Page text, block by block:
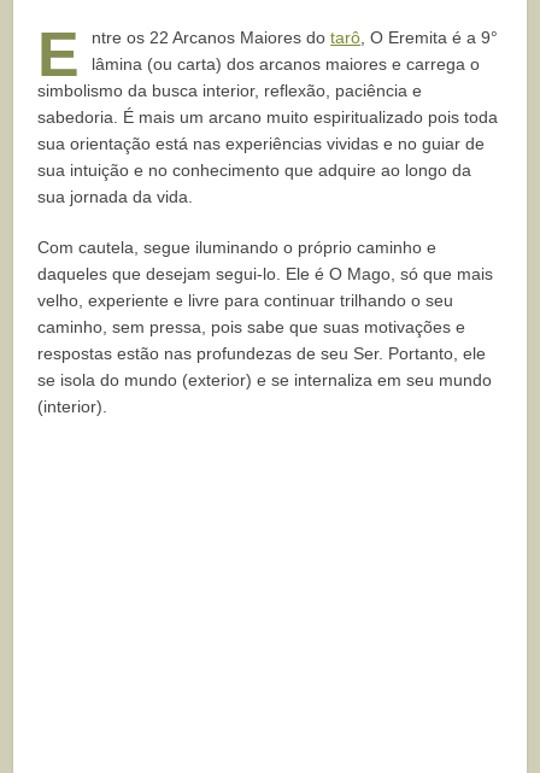
E ntre os 22 Arcanos Maiores dotarô , O Eremita é a 9°
lâmina (ou carta) dos arcanos maiores e carrega o
simbolismo da busca interior, reflexão, paciência e
sabedoria. É mais um arcano muito espiritualizado pois toda
sua orientação está nas experiências vividas e no guiar de
sua intuição e no conhecimento que adquire ao longo da
sua jornada da vida.
Com cautela, segue iluminando o próprio caminho e
daqueles que desejam segui-lo. Ele é O Mago, só que mais
velho, experiente e livre para continuar trilhando o seu
caminho, sem pressa, pois sabe que suas motivações e
respostas estão nas profundezas de seu Ser. Portanto, ele
se isola do mundo (exterior) e se internaliza em seu mundo
(interior).